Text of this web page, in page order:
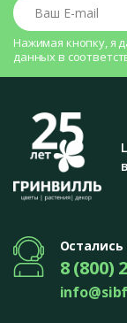
Ваш E-mail
Нажимая кнопку, я
данных в
8 (800)